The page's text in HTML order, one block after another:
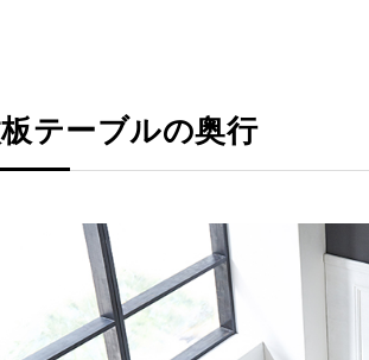
テーブルの奥行